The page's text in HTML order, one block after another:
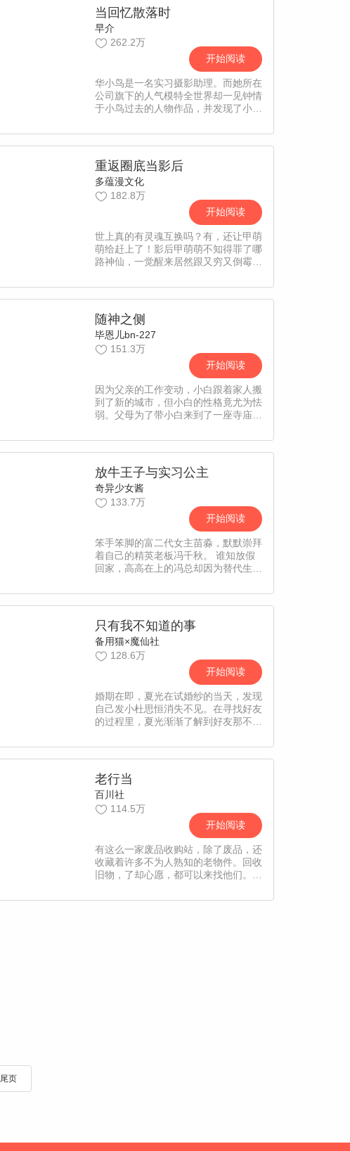
当回忆散落时
早介
262.2万
开始阅读
华小鸟是一名实习摄影助理。而她所在
公司旗下的人气模特全世界却一见钟情
于小鸟过去的人物作品，并发现了小鸟
妄酷拽的世界开始死皮赖脸地强行进入
小鸟的生活，只为让小鸟给他拍出最好
的写真，但他却不经意间地翻出小鸟不
为人知的过往……【责编：CC】
重返圈底当影后
多蕴漫文化
182.8万
开始阅读
世上真的有灵魂互换吗？有，还让甲萌
萌给赶上了！影后甲萌萌不知得罪了哪
路神仙，一觉醒来居然跟又穷又倒霉的
丽苏尝到了当影后的甜头，不仅不愿意
换回身份，还对甲萌萌百般打压。跌落
谷底成为笑柄的甲萌萌，该如何逆流而
上，重回巅峰？【责编：Echo】
随神之侧
毕恩儿bn-227
151.3万
开始阅读
因为父亲的工作变动，小白跟着家人搬
到了新的城市，但小白的性格竟尤为怯
弱。父母为了带小白来到了一座寺庙，
像，许下愿望后却被一位自称猫神的黑
发少女缠上......【漫漫独家，每周一更
新。责编：阑风】
放牛王子与实习公主
奇异少女酱
133.7万
开始阅读
笨手笨脚的富二代女主苗淼，默默崇拜
着自己的精英老板冯千秋。 谁知放假
回家，高高在上的冯总却因为替代生病
结束，他却又变回高冷的精英总裁。
本以为一切归于原点，谁知苗淼发现各
种“巧合”总是落在两人身上，于是一个
对冰山冯总的追求计划，在苗淼心中成
型……【漫漫独家，每周二更新】
只有我不知道的事
备用猫×魔仙社
128.6万
开始阅读
婚期在即，夏光在试婚纱的当天，发现
自己发小杜思恒消失不见。在寻找好友
的过程里，夏光渐渐了解到好友那不为
好友一直都藏着一个所有人都明了唯独
自己却不知道的“秘密”……【责编：
CC】
老行当
百川社
114.5万
开始阅读
有这么一家废品收购站，除了废品，还
收藏着许多不为人熟知的老物件。回收
旧物，了却心愿，都可以来找他们。
堂重点大学毕业生怎么可能去那里工
尾页